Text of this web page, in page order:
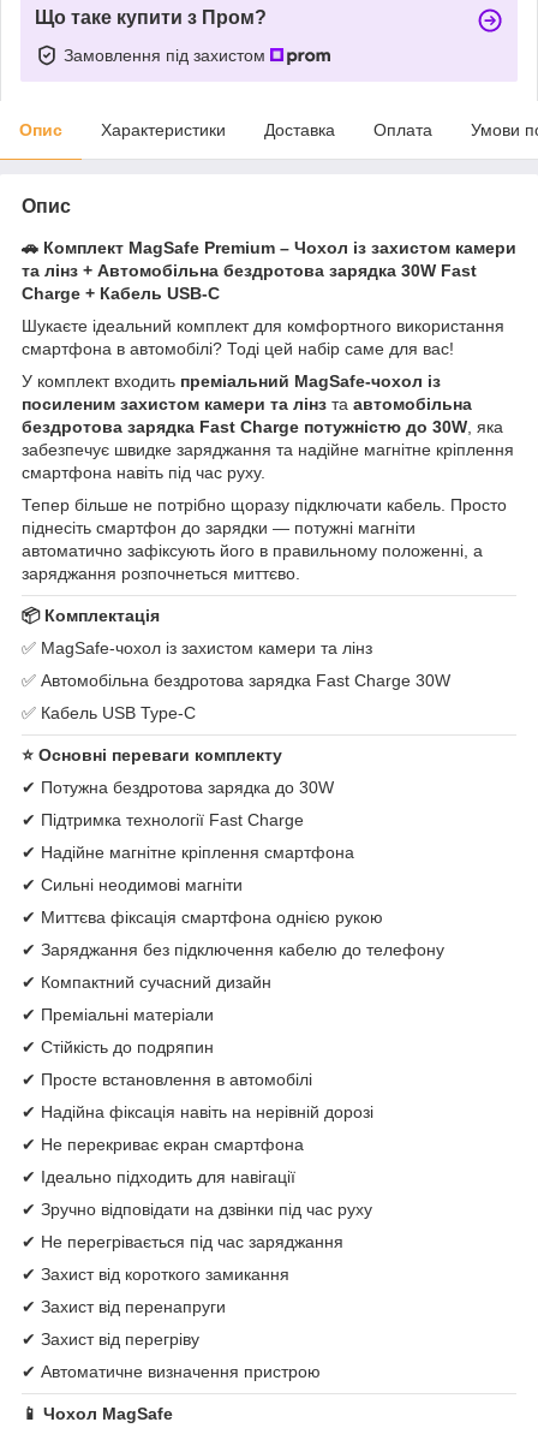
Що таке купити з Пром?
Замовлення під захистом
Опис Характеристики Доставка Оплата Умови
Опис
🚗 Комплект MagSafe Premium – Чохол із захистом камери
та лінз + Автомобільна бездротова зарядка 30W Fast
Charge + Кабель USB-C
Шукаєте ідеальний комплект для комфортного використання
смартфона в автомобілі? Тоді цей набір саме для вас!
У комплект входить преміальний MagSafe-чохол із
посиленим захистом камери та лінз та автомобільна
бездротова зарядка Fast Charge потужністю до 30W , яка
забезпечує швидке заряджання та надійне магнітне кріплення
смартфона навіть під час руху.
Тепер більше не потрібно щоразу підключати кабель. Просто
піднесіть смартфон до зарядки — потужні магніти
автоматично зафіксують його в правильному положенні, а
заряджання розпочнеться миттєво.
📦 Комплектація
✅ MagSafe-чохол із захистом камери та лінз
✅ Автомобільна бездротова зарядка Fast Charge 30W
✅ Кабель USB Type-C
⭐ Основні переваги комплекту
✔ Потужна бездротова зарядка до 30W
✔ Підтримка технології Fast Charge
✔ Надійне магнітне кріплення смартфона
✔ Сильні неодимові магніти
✔ Миттєва фіксація смартфона однією рукою
✔ Заряджання без підключення кабелю до телефону
✔ Компактний сучасний дизайн
✔ Преміальні матеріали
✔ Стійкість до подряпин
✔ Просте встановлення в автомобілі
✔ Надійна фіксація навіть на нерівній дорозі
✔ Не перекриває екран смартфона
✔ Ідеально підходить для навігації
✔ Зручно відповідати на дзвінки під час руху
✔ Не перегрівається під час заряджання
✔ Захист від короткого замикання
✔ Захист від перенапруги
✔ Захист від перегріву
✔ Автоматичне визначення пристрою
📱 Чохол MagSafe